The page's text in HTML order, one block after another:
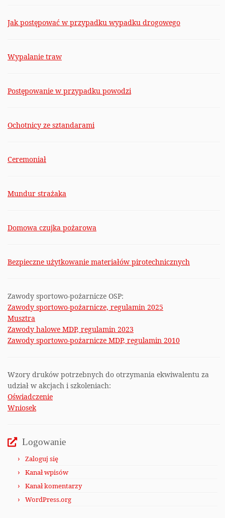
Jak postępować w przypadku wypadku drogowego
Wypalanie traw
Postępowanie w przypadku powodzi
Ochotnicy ze sztandarami
Ceremoniał
Mundur strażaka
Domowa czujka pożarowa
Bezpieczne użytkowanie materiałów pirotechnicznych
Zawody sportowo-pożarnicze OSP:
Zawody sportowo-pożarnicze, regulamin 2025
Musztra
Zawody halowe MDP, regulamin 2023
Zawody sportowo-pożarnicze MDP, regulamin 2010
Wzory druków potrzebnych do otrzymania ekwiwalentu za
udział w akcjach i szkoleniach:
Oświadczenie
Wniosek
Logowanie
Zaloguj się
Kanał wpisów
Kanał komentarzy
WordPress.org